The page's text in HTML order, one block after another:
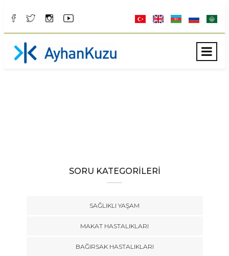
SORU KATEGORİLERİ
SAĞLIKLI YAŞAM
MAKAT HASTALIKLARI
BAĞIRSAK HASTALIKLARI